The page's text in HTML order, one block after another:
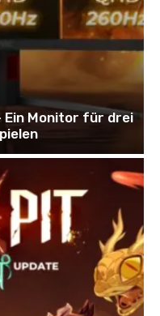
Ein Monitor für drei